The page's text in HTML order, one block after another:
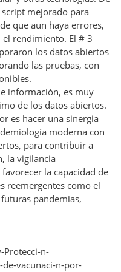
mejorado para
que aun haya errores,
el rendimiento. El # 3
los datos abiertos
las pruebas, con
información, es muy
de los datos abiertos.
es hacer una sinergia
moderna con
para contribuir a
la vigilancia
la capacidad de
reemergentes como el
pandemias,
Protecci-n-
vacunaci-n-por-